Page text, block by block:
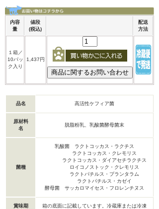
内容
量
値段
(税込)
配送
方法
１箱／
10パッ
ク入り
1,437円
品名 高活性ケフィア菌
原材料
名
脱脂粉乳、乳酸菌酵母菌末
菌種
乳酸菌 ラクトコッカス・ラクチス
ラクトコッカス・クレモリス
ラクトコッカス・ダイアセチラクチス
ロイコノストック・クレモリス
ラクトパチルス・プランタラム
ラクトパチルス・カゼイ
酵母菌 サッカロマイセス・フロレンチヌス
賞味期
箱の底面に記載しています。冷蔵庫または冷凍